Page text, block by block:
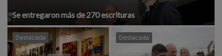
Se entregaron más de 270 escrituras
Destacada Destacada